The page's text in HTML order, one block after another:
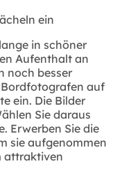
ein
in schöner
Aufenthalt an
noch besser
auf
ein. Die Bilder
Sie daraus
Erwerben Sie die
sie aufgenommen
attraktiven